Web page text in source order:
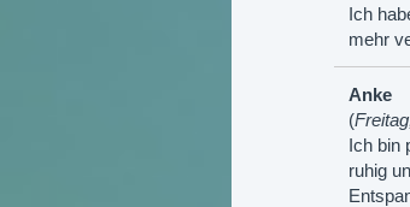
Ich
mehr
Anke
(
Ich bin
ruhig